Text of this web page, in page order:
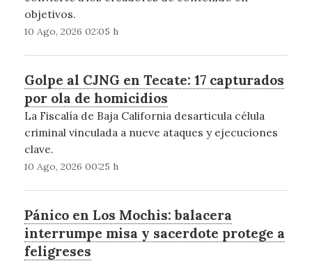
objetivos.
10 Ago, 2026 02:05 h
Golpe al CJNG en Tecate: 17 capturados
por ola de homicidios
La Fiscalía de Baja California desarticula célula
criminal vinculada a nueve ataques y ejecuciones
clave.
10 Ago, 2026 00:25 h
Pánico en Los Mochis: balacera
interrumpe misa y sacerdote protege a
feligreses